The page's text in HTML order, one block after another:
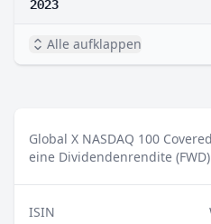
Alle aufklappen
Global X NASDAQ 100
eine Dividendenrendite
ISIN